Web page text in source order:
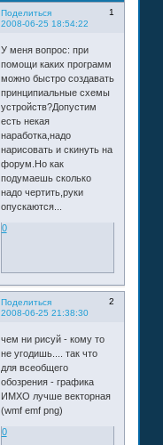
Поделиться
1
2008-06-25 18:54:22
У меня вопрос: при
помощи каких программ
можно быстро создавать
принципиальные схемы
устройств?Допустим
есть некая
наработка,надо
нарисовать и скинуть на
форум.Но как
подумаешь сколько
надо чертить,руки
опускаются...
0
Поделиться
2
2008-06-25 21:38:30
чем ни рисуй - кому то
не угодишь.... так что
для всеобщего
обозрения - графика
ИМХО лучше векторная
(wmf emf png)
0